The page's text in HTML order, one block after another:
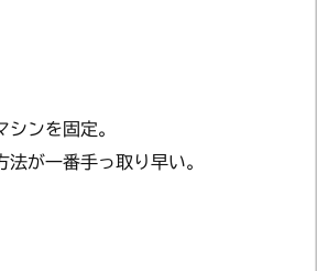
ンを固定。
が一番手っ取り早い。